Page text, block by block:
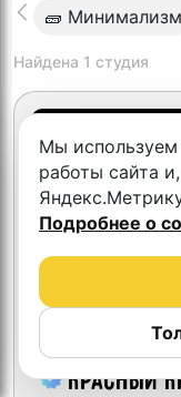
🧱 Минимализм
Найдена 1 студия
Красный
Мы используем
работы сайта
Подробнее о